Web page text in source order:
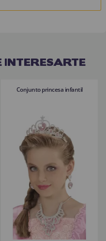
INTERESARTE
Conjunto princesa infantil